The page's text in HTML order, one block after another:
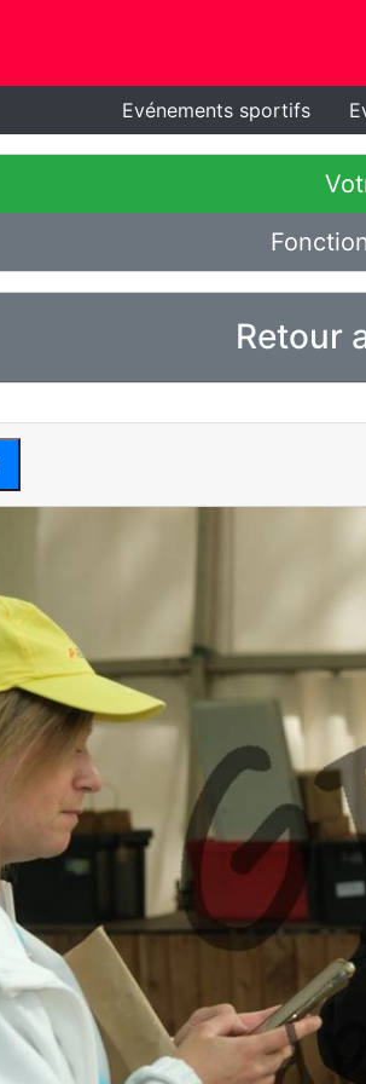
Evénements sportifs
Retour